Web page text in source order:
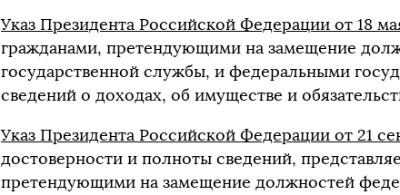
Указ Президента Российской Федерации от 18
гражданами, претендующими на замещение
государственной службы, и федеральными
сведений о доходах, об имуществе и
Указ Президента Российской Федерации от 21
достоверности и полноты сведений,
претендующими на замещение должностей